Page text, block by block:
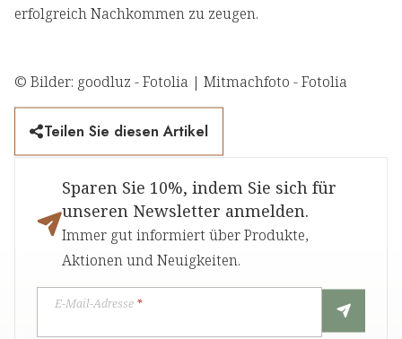
erfolgreich Nachkommen zu zeugen.
© Bilder: goodluz - Fotolia | Mitmachfoto - Fotolia
Teilen Sie diesen Artikel
Sparen Sie 10%, indem Sie sich für
unseren Newsletter anmelden.
Immer gut informiert über Produkte,
Aktionen und Neuigkeiten.
E-Mail-Adresse *